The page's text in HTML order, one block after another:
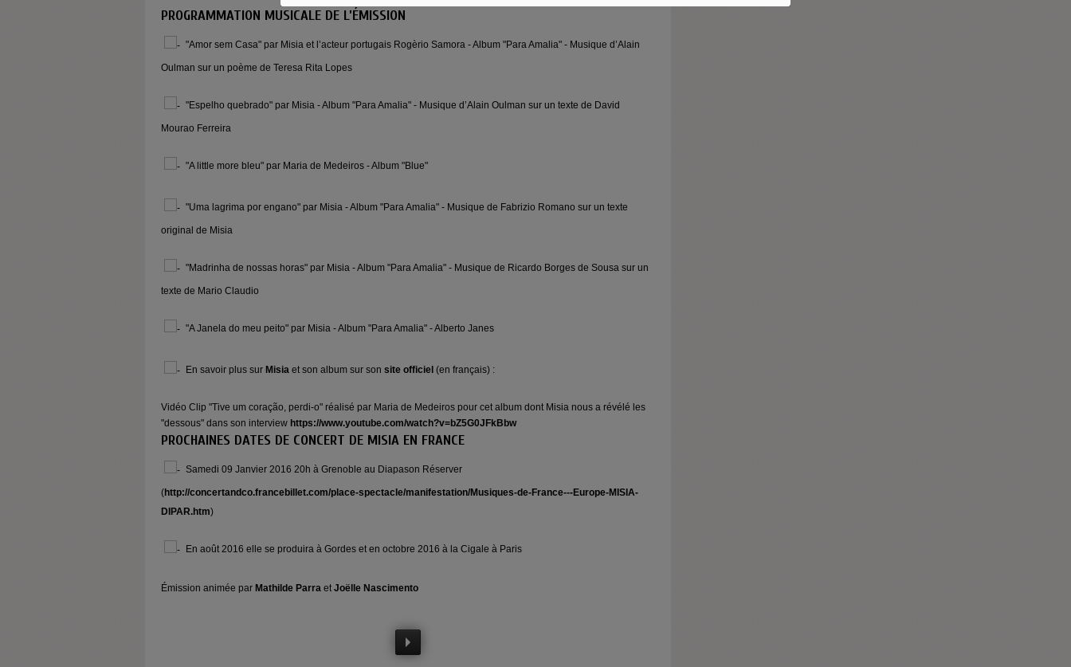
PROGRAMMATION MUSICALE DE L’ÉMISSION
"Amor sem Casa" par Misia et l’acteur portugais Rogèrio Samora - Album "Para Amalia" - Musique d’Alain
Oulman sur un poème de Teresa Rita Lopes
"Espelho quebrado" par Misia - Album "Para Amalia" - Musique d’Alain Oulman sur un texte de David
Mourao Ferreira
"A little more bleu" par Maria de Medeiros - Album "Blue"
"Uma lagrima por engano" par Misia - Album "Para Amalia" - Musique de Fabrizio Romano sur un texte
original de Misia
"Madrinha de nossas horas" par Misia - Album "Para Amalia" - Musique de Ricardo Borges de Sousa sur un
texte de Mario Claudio
"A Janela do meu peito" par Misia - Album "Para Amalia" - Alberto Janes
En savoir plus sur Misia et son album sur son site officiel (en français) :
Vidéo Clip "Tive um coração, perdi-o" réalisé par Maria de Medeiros pour cet album dont Misia nous a révélé les
"dessous" dans son interview https://www.youtube.com/watch?v=bZ5G0JFkBbw
PROCHAINES DATES DE CONCERT DE MISIA EN FRANCE
Samedi 09 Janvier 2016 20h à Grenoble au Diapason Réserver
(http://concertandco.francebillet.com/place-spectacle/manifestation/Musiques-de-France---Europe-MISIA-
DIPAR.htm)
En août 2016 elle se produira à Gordes et en octobre 2016 à la Cigale à Paris
Émission animée par Mathilde Parra etJoëlle Nascimento